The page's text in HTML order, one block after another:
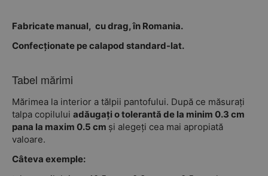
Fabricate manual, cu drag, în Romania.
Confecționate pe calapod standard-lat.
Tabel mărimi
Mărimea la interior a tălpii pantofului. După ce măsurați
talpa copilului adăugați o tolerantă de la minim 0.3 cm
pana la maxim 0.5 cm și alegeți cea mai apropiată
valoare.
Câteva exemple: